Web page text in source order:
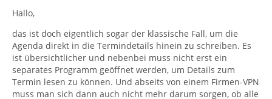
Hallo,
das ist doch eigentlich sogar der klassische Fall, um die
Agenda direkt in die Termindetails hinein zu schreiben. Es
ist übersichtlicher und nebenbei muss nicht erst ein
separates Programm geöffnet werden, um Details zum
Termin lesen zu können. Und abseits von einem Firmen-VPN
muss man sich dann auch nicht mehr darum sorgen, ob alle